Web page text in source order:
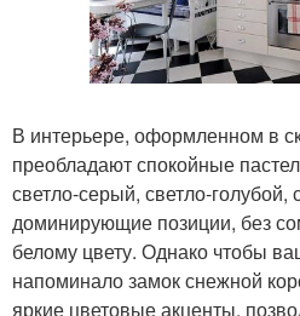
В интерьере, оформленном в
преобладают спокойные
светло-серый, светло-
доминирующие позиции, без
белому цвету. Однако чтобы
напоминало замок снежной
яркие цветовые акценты,